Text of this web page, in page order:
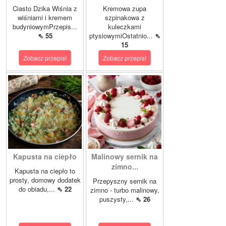
Ciasto Dzika Wiśnia z
wiśniami i kremem
budyniowymPrzepis...
⇖ 55
Zobacz przepis!
Kremowa zupa
szpinakowa z
kuleczkami
ptysiowymiOstatnio... ⇖
15
Zobacz przepis!
Kapusta na ciepło
Kapusta na ciepło to
prosty, domowy dodatek
do obiadu,... ⇖ 22
Malinowy sernik na
zimno...
Przepyszny sernik na
zimno - turbo malinowy,
puszysty,... ⇖ 26